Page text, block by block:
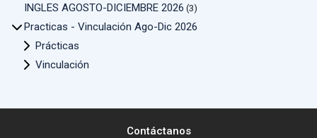
INGLES AGOSTO-DICIEMBRE 2026 (3)
Practicas - Vinculación Ago-Dic 2026
Prácticas
Vinculación
Contáctanos